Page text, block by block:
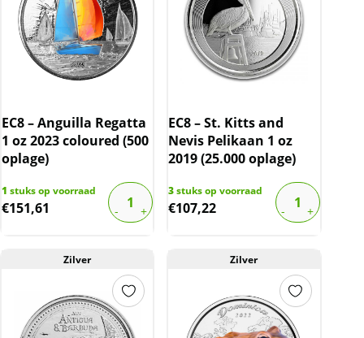
EC8 – Anguilla Regatta
1 oz 2023 coloured (500
oplage)
1 stuks op voorraad
€151,61
EC8 – St. Kitts and
Nevis Pelikaan 1 oz
2019 (25.000 oplage)
3stuks op voorraad
€107,22
Zilver Zilver